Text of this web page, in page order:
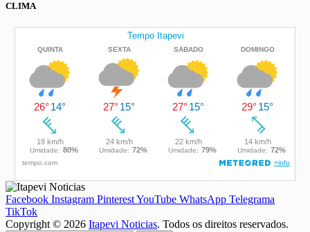
CLIMA
Facebook Instagram PinterestYouTube WhatsApp Telegrama
TikTok
Copyright © 2026 Itapevi Noticias. Todos os direitos reservados.